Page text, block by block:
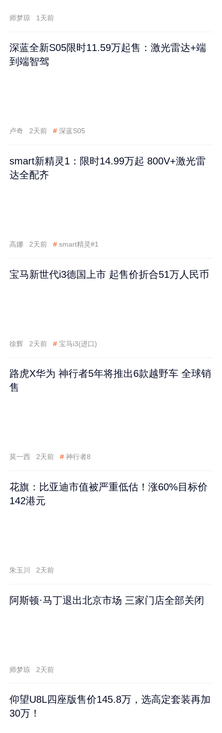
师梦琼 1天前
深蓝全新S05限时11.59万起售：激光雷达+端
到端智驾
卢奇 2天前 # 深蓝S05
smart新精灵1：限时14.99万起 800V+激光雷
达全配齐
高娜 2天前 # smart精灵#1
宝马新世代i3德国上市 起售价折合51万人民币
徐辉 2天前 # 宝马i3(进口)
路虎X华为 神行者5年将推出6款越野车 全球销
售
莫一西 2天前 # 神行者8
花旗：比亚迪市值被严重低估！涨60%目标价
142港元
朱玉川 2天前
阿斯顿·马丁退出北京市场 三家门店全部关闭
师梦琼 2天前
仰望U8L四座版售价145.8万，选高定套装再加
30万！